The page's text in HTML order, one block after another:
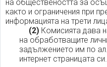
на обществеността за
както и ограничения при
информацията на трети
(2) Комисията дава
на обработващите
задължението им по
интернет страницата си.